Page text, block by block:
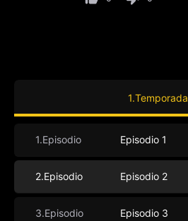
1.Temporada
1.Episodio Episodio 1
2.Episodio Episodio 2
3.Episodio Episodio 3